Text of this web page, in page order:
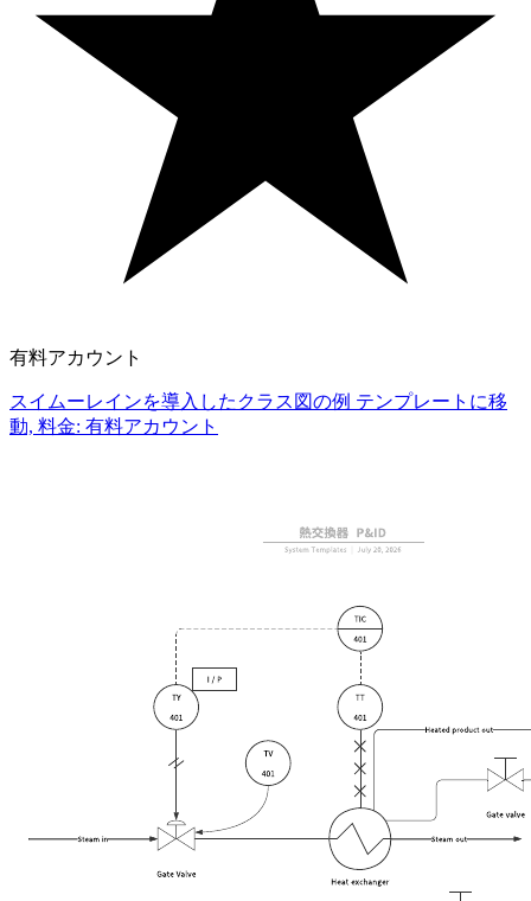
有料アカウント
スイムーレインを導入したクラス図の例 テンプレートに移
動, 料金: 有料アカウント